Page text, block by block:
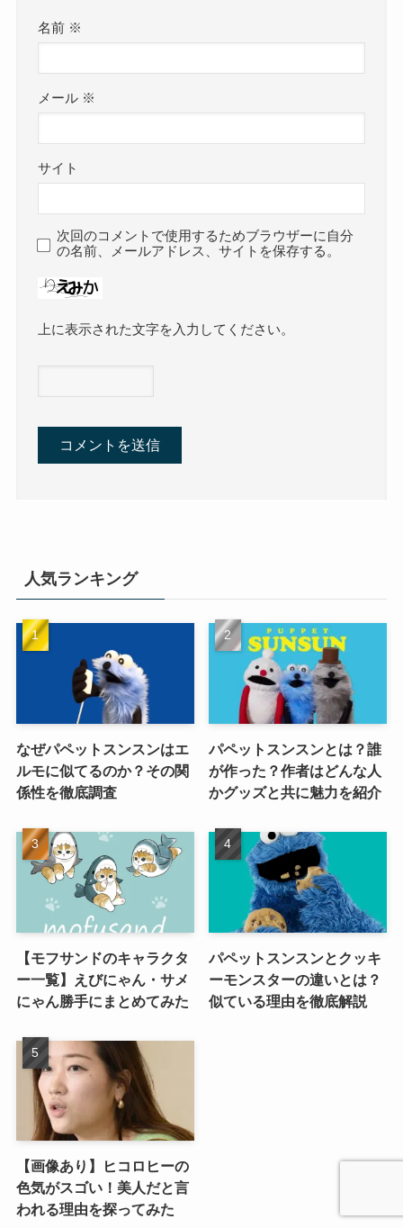
名前 ※
メール ※
サイト
次回のコメントで使用するためブラウザーに自分
の名前、メールアドレス、サイトを保存する。
上に表示された文字を入力してください。
人気ランキング
なぜパペットスンスンはエ
ルモに似てるのか？その関
係性を徹底調査
パペットスンスンとは？誰
が作った？作者はどんな人
かグッズと共に魅力を紹介
【モフサンドのキャラクタ
ー一覧】えびにゃん・サメ
にゃん勝手にまとめてみた
パペットスンスンとクッキ
ーモンスターの違いとは？
似ている理由を徹底解説
【画像あり】ヒコロヒーの
色気がスゴい！美人だと言
われる理由を探ってみた